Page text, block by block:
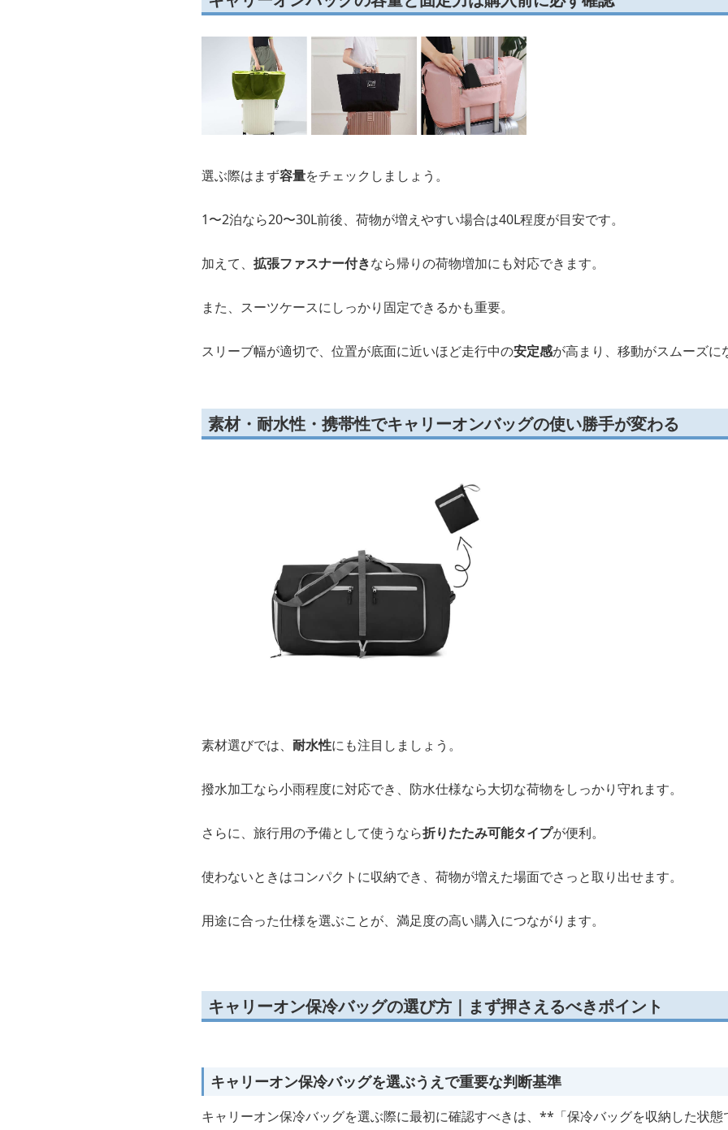
選ぶ際はまず容量をチェックしましょう。
1〜2泊なら20〜30L前後、荷物が増えやすい場合は40L程度が目安です。
加えて、 拡張ファスナー付きなら帰りの荷物増加にも対応できます。
また、スーツケースにしっかり固定できるかも重要。
スリーブ幅が適切で、位置が底面に近いほど走行中の安定感が高まり、移動がスムーズに
素材・耐水性・携帯性でキャリーオンバッグの使い勝手が変わる
素材選びでは、 耐水性にも注目しましょう。
撥水加工なら小雨程度に対応でき、防水仕様なら大切な荷物をしっかり守れます。
さらに、旅行用の予備として使うなら折りたたみ可能タイプが便利。
使わないときはコンパクトに収納でき、荷物が増えた場面でさっと取り出せます。
用途に合った仕様を選ぶことが、満足度の高い購入につながります。
キャリーオン保冷バッグの選び方｜まず押さえるべきポイント
キャリーオン保冷バッグを選ぶうえで重要な判断基準
キャリーオン保冷バッグを選ぶ際に最初に確認すべきは、**「保冷バッグを収納した状